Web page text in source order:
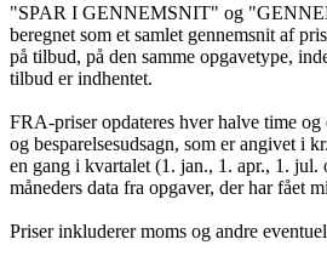
"SPAR I GENNEMSNIT" og
beregnet som et samlet gennemsnit af
på tilbud, på den samme opgavetype,
tilbud er indhentet.
FRA-priser opdateres hver halve time
og besparelsesudsagn, som er angivet i
en gang i kvartalet (1. jan., 1. apr., 1. jul.
måneders data fra opgaver, der har fået
Priser inkluderer moms og andre